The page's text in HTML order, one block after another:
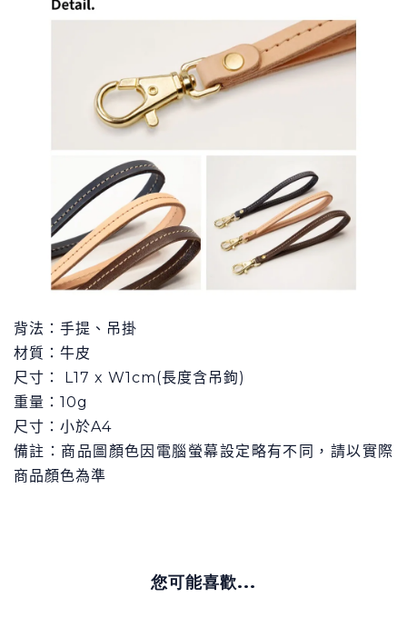
背法： 手提、吊掛
材質： 牛皮
尺寸 ： L17 x W1cm(長度含吊鉤)
重量： 10g
尺寸：小於A4
備註：商品圖顏色因電腦螢幕設定略有不同，請以實際
商品顏色為準
您可能喜歡...